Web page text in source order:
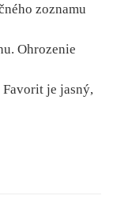
zoznamu
Ohrozenie
je jasný,